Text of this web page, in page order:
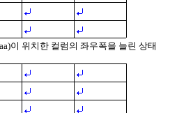
이 위치한 컬럼의 좌우폭을 늘린 상태